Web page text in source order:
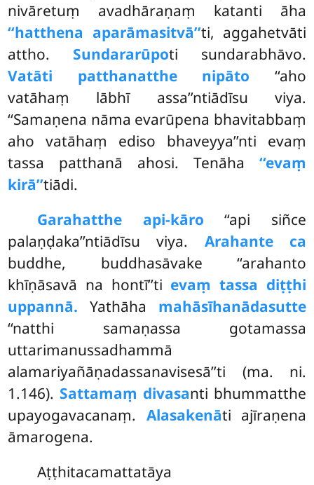
nivāretuṃ avadhāraṇaṃ katanti āha
‘‘hatthena aparāmasitvā’’ti, aggahetvāti
attho. Sundararūpoti sundarabhāvo.
Vatāti patthanatthe nipāto ‘‘aho
vatāhaṃ lābhī assa’’ntiādīsu viya.
‘‘Samaṇena nāma evarūpena bhavitabbaṃ
aho vatāhaṃ ediso bhaveyya’’nti evaṃ
tassa patthanā ahosi. Tenāha ‘‘evaṃ
kirā’’tiādi.
Garahatthe
api-kāro ‘‘api siñce
palaṇḍaka’’ntiādīsu viya. Arahante ca
buddhe, buddhasāvake ‘‘arahanto
khīṇāsavā na hontī’’ti evaṃ tassa diṭṭhi
uppannā. Yathāha mahāsīhanādasutte
‘‘natthi samaṇassa gotamassa
uttarimanussadhammā
alamariyañāṇadassanavisesā’’ti (ma. ni.
1.146). Sattamaṃ divasanti bhummatthe
upayogavacanaṃ. Alasakenāti ajīraṇena
āmarogena.
Aṭṭhitacamattatāya